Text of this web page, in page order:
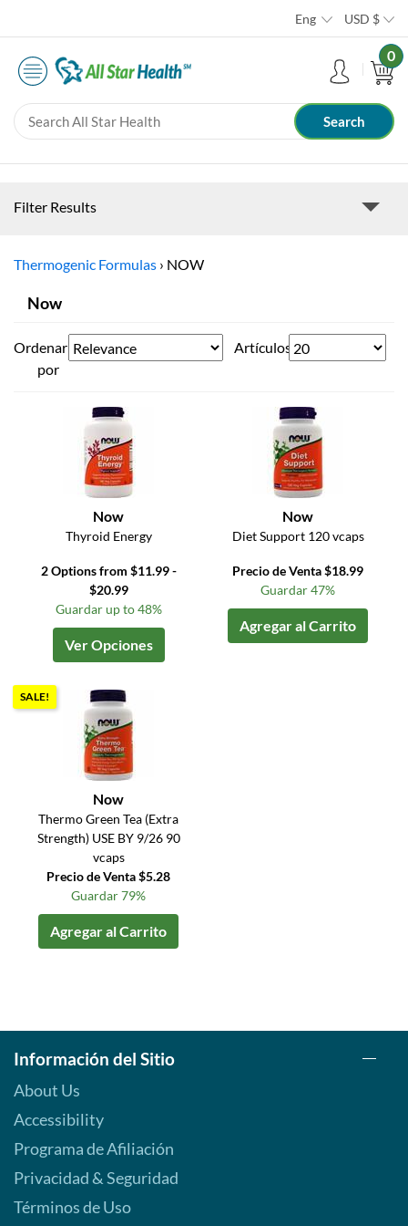
Eng USD $
0
Filter Results
Thermogenic Formulas › NOW
Now
Ordenar
por
Artículos
Now
Thyroid Energy
2 Options from $11.99 -
$20.99
Guardar up to 48%
Ver Opciones
Now
Diet Support 120 vcaps
Precio de Venta $18.99
Guardar 47%
Agregar al Carrito
SALE!
Now
Thermo Green Tea (Extra
Strength) USE BY 9/26 90
vcaps
Precio de Venta $5.28
Guardar 79%
Agregar al Carrito
Información del Sitio
About Us
Accessibility
Programa de Afiliación
Privacidad & Seguridad
Términos de Uso